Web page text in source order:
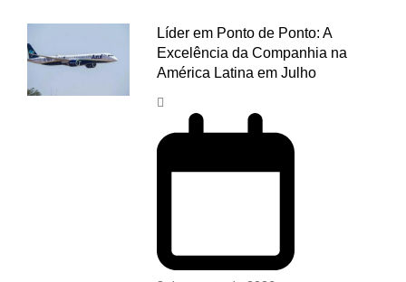
Líder em Ponto de Ponto: A
Excelência da Companhia na
América Latina em Julho